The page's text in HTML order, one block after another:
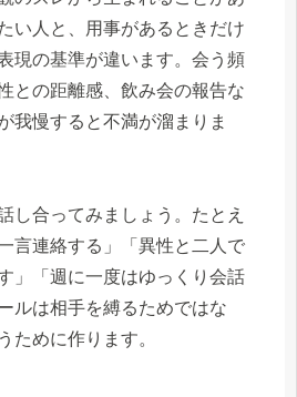
い人と、用事があるときだけ
現の基準が違います。会う頻
との距離感、飲み会の報告な
我慢すると不満が溜まりま
し合ってみましょう。たとえ
言連絡する」「異性と二人で
」「週に一度はゆっくり会話
ルは相手を縛るためではな
ために作ります。